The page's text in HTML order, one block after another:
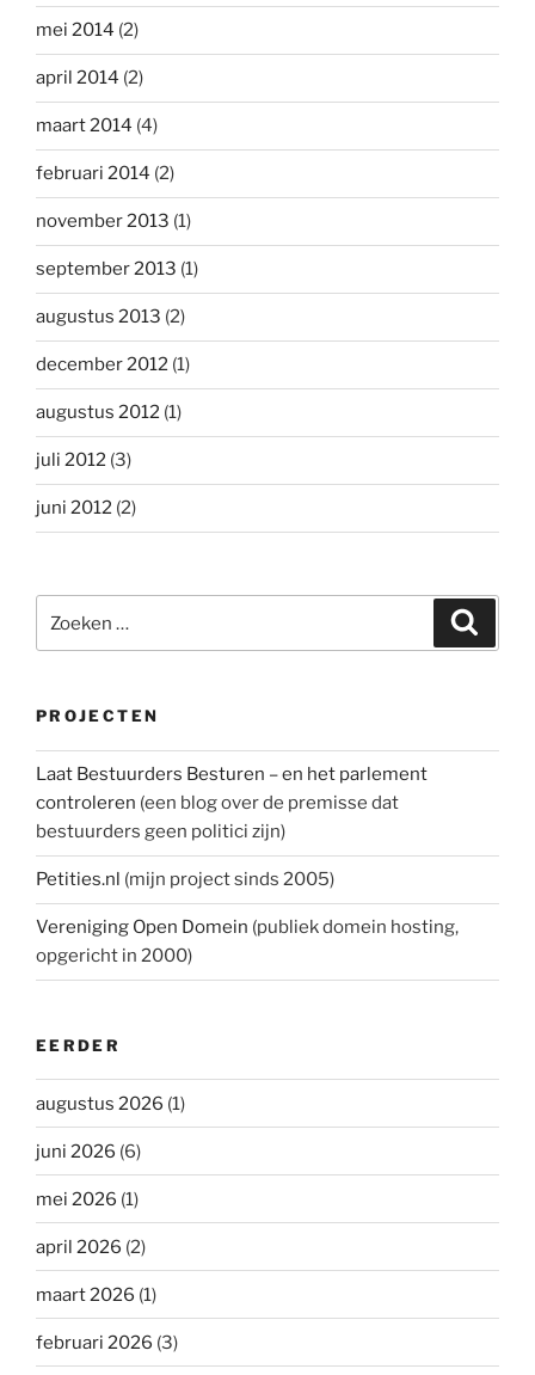
mei 2014 (2)
april 2014 (2)
maart 2014 (4)
februari 2014 (2)
november 2013 (1)
september 2013 (1)
augustus 2013 (2)
december 2012 (1)
augustus 2012 (1)
juli 2012 (3)
juni 2012 (2)
naar:
PROJECTEN
Laat Bestuurders Besturen – en het parlement
controleren (een blog over de premisse dat
bestuurders geen politici zijn)
Petities.nl (mijn project sinds 2005)
Vereniging Open Domein (publiek domein hosting,
opgericht in 2000)
EERDER
augustus 2026 (1)
juni 2026 (6)
mei 2026 (1)
april 2026 (2)
maart 2026 (1)
februari 2026 (3)